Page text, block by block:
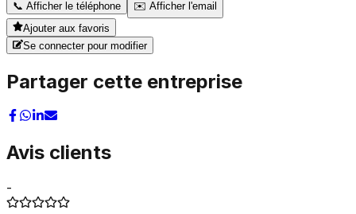
📞 Afficher le téléphone ✉️ Afficher l'email
Ajouter aux favoris
Se connecter pour modifier
Partager cette entreprise
Avis clients
-